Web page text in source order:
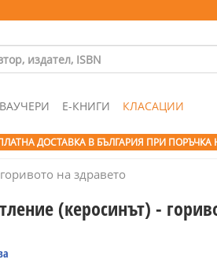
ВАУЧЕРИ Е-КНИГИ КЛАСАЦИИ
ДОСТАВКА В БЪЛГАРИЯ ПРИ ПОРЪЧКА
на здравето
(керосинът) -